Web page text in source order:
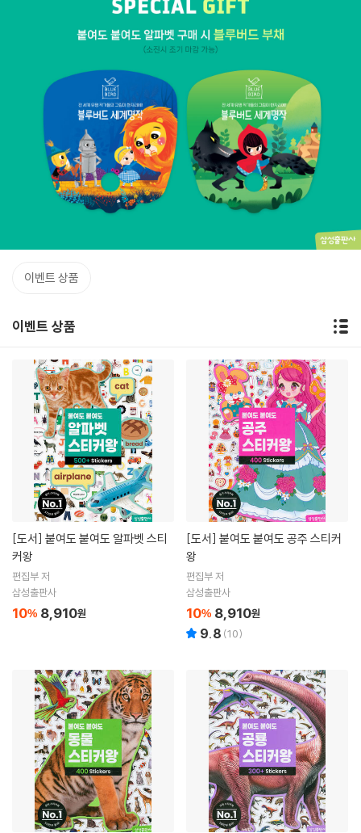
이벤트 상품
이벤트 상품
[도서]
커왕
편집부 저
삼성출판사
10% 8,910원
[도서]
왕
편집부 저
삼성출판사
10% 8,910원
9.8 (10)